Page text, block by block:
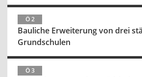
Ö 2
Bauliche Erweiterung von drei
Grundschulen
Ö 3